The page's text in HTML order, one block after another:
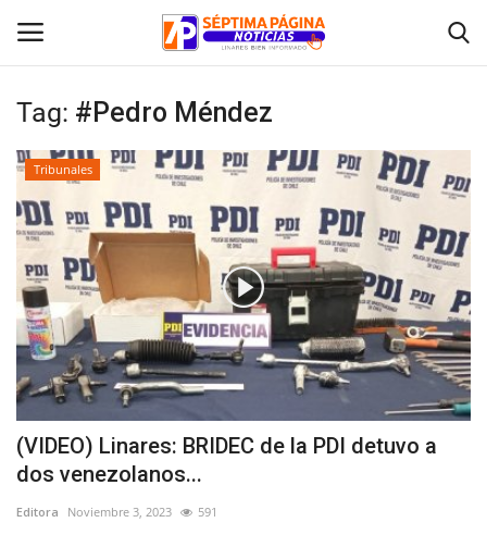
Inicio
Crónica
Policial
Tribunales
Deporte
Política
Espectáculos
Tag: #Pedro Méndez
Tribunales
(VIDEO) Linares: BRIDEC de la PDI detuvo a
dos venezolanos...
Editora Noviembre 3, 2023 591